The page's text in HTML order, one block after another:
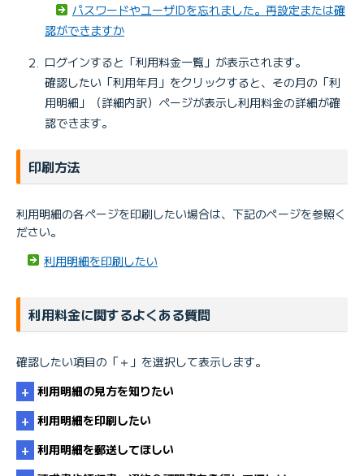
パスワードやユーザIDを忘れました。再設定または確
認ができますか
ログインすると「利用料金一覧」が表示されます。
確認したい「利用年月」をクリックすると、その月の「利
用明細」（詳細内訳）ページが表示し利用料金の詳細が確
認できます。
印刷方法
利用明細の各ページを印刷したい場合は、下記のぺージを参照く
ださい。
利用明細を印刷したい
利用料金に関するよくある質問
確認したい項目の「＋」を選択して表示します。
利用明細の見方を知りたい
利用明細の見方
利用明細を印刷したい
利用明細を郵送してほしい